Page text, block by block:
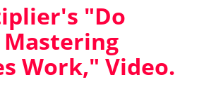
"Do
Work," Video.